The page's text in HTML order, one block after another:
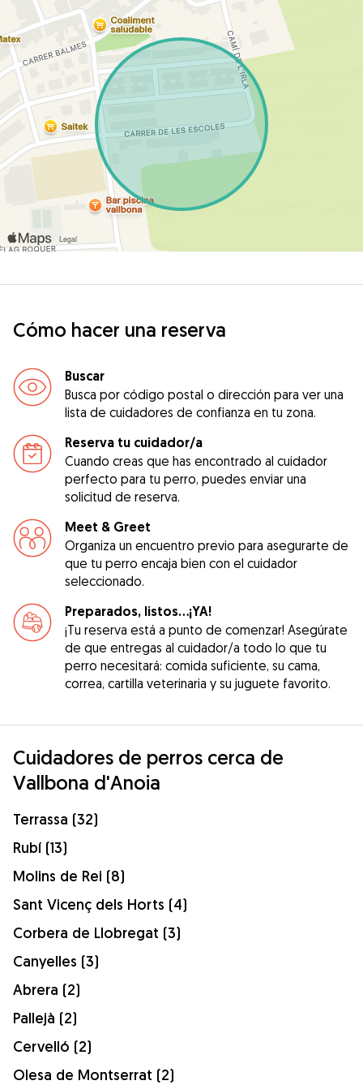
Cómo hacer una reserva
Buscar
Busca por código postal o dirección para ver una
lista de cuidadores de confianza en tu zona.
Reserva tu cuidador/a
Cuando creas que has encontrado al cuidador
perfecto para tu perro, puedes enviar una
solicitud de reserva.
Meet & Greet
Organiza un encuentro previo para asegurarte de
que tu perro encaja bien con el cuidador
seleccionado.
Preparados, listos...¡YA!
¡Tu reserva está a punto de comenzar! Asegúrate
de que entregas al cuidador/a todo lo que tu
perro necesitará: comida suficiente, su cama,
correa, cartilla veterinaria y su juguete favorito.
Cuidadores de perros cerca de
Vallbona d'Anoia
Terrassa (32)
Rubí (13)
Molins de Rei (8)
Sant Vicenç dels Horts (4)
Corbera de Llobregat (3)
Canyelles (3)
Abrera (2)
Pallejà (2)
Cervelló (2)
Olesa de Montserrat (2)